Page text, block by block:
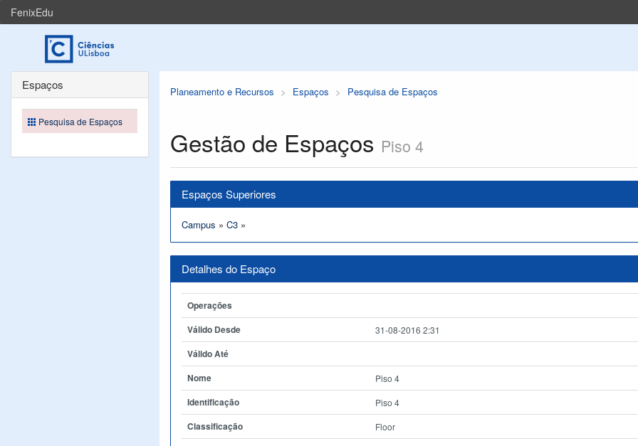
FenixEdu
Planeamento e Recursos Espaços Pesquisa de Espaços
Gestão de Espaços Piso 4
Espaços Superiores
Campus » C3 »
Detalhes do Espaço
Operações
Válido Desde
31-08-2016 2:31
Válido Até
Nome
Piso 4
Identificação Piso 4
Classificação Floor
Espaços
Pesquisa de Espaços